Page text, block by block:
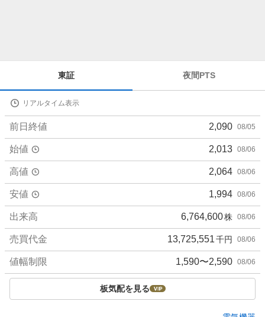
詳
値
東証 夜間PTS
リアルタイム表示
前日終値 2,090 08/05
始値 2,013 08/06
高値 2,064 08/06
安値 1,994 08/06
出来高 6,764,600株 08/06
売買代金 13,725,551千円 08/06
値幅制限 1,590〜2,590 08/06
板気配を見る